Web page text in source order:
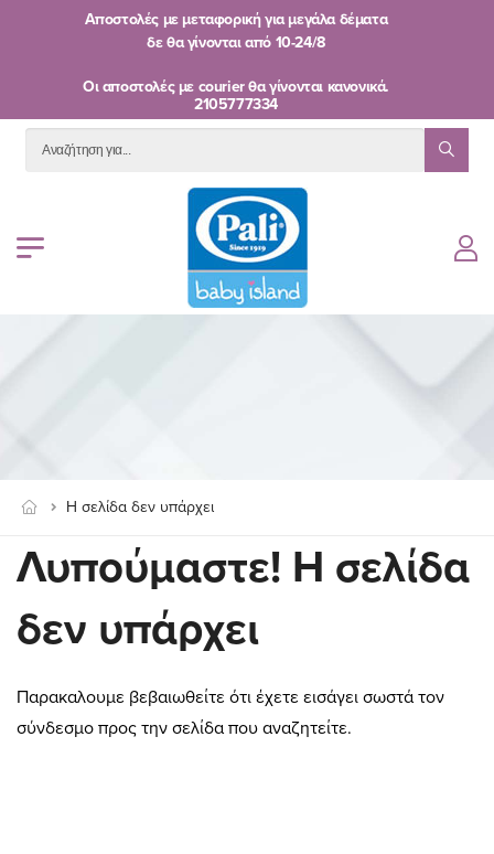
Αποστολές με μεταφορική για μεγάλα δέματα
δε θα γίνονται από 10-24/8
Oι αποστολές με courier θα γίνονται κανονικά.
2105777334
Η σελίδα δεν υπάρχει
Λυπούμαστε! Η σελίδα
δεν υπάρχει
Παρακαλουμε βεβαιωθείτε ότι έχετε εισάγει σωστά τον
σύνδεσμο προς την σελίδα που αναζητείτε.